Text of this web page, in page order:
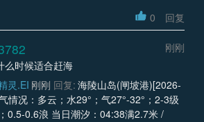
0 回复
刚刚
么时候适合赶海
灵.EI 刚刚 回复: 海陵山岛(闸坡港)[2026-
情况：多云；水29°；气27°-32°；2-3级
0.5-0.6浪 当日潮汐：04:38满2.7米 /